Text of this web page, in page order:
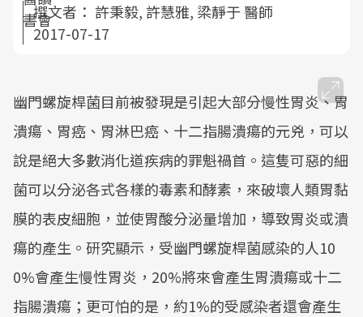
撰文者： 許秉毅, 許慧雅, 梁靜于 醫師
2017-07-17
幽門螺旋桿菌目前被發現是引起大部分慢性胃炎、胃
潰瘍、胃癌、胃淋巴癌、十二指腸潰瘍的元兇，可以
說是絕大多數消化道疾病的罪魁禍首。這隻可惡的細
菌可以分泌各式各樣的毒素和酵素，來破壞人類胃黏
膜的表皮細胞，並使胃酸分泌量增加，導致胃炎或潰
瘍的產生。研究顯示，受幽門螺旋桿菌感染的人10
0%會產生慢性胃炎，20%將來會產生胃潰瘍或十二
指腸潰瘍；更可怕的是，約1%的受感染者還會產生